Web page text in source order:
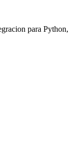
para Python,